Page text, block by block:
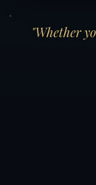
"Whether